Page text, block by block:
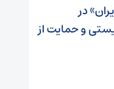
در
و حمایت از